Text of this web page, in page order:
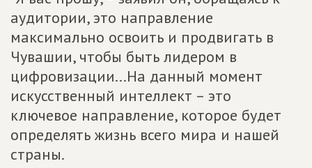
аудитории, это направление
максимально освоить и продвигать в
Чувашии, чтобы быть лидером в
цифровизации...На данный момент
искусственный интеллект – это
ключевое направление, которое будет
определять жизнь всего мира и нашей
страны.